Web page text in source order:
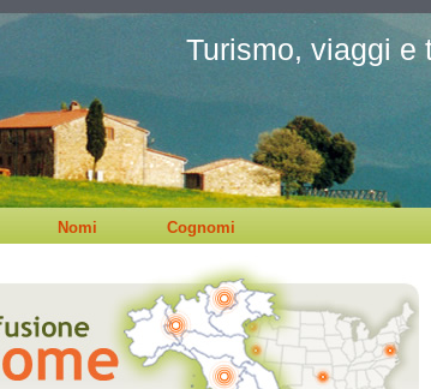
Turismo, viaggi e
Nomi Cognomi